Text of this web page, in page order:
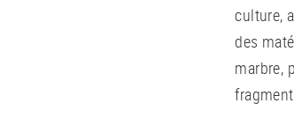
culture,
des
marbre,